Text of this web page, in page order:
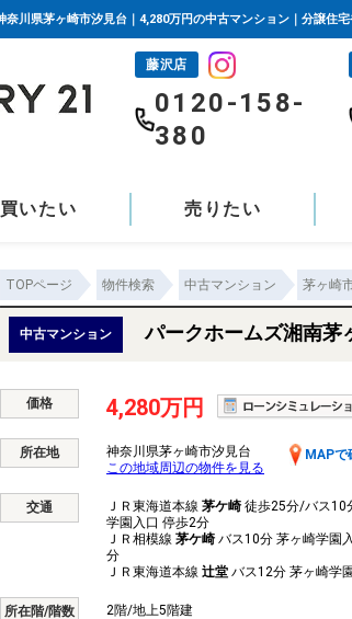
藤沢店
0120-158-
380
買いたい 売りたい
TOPページ 物件検索 中古マンション 茅ヶ崎
中古マンション パークホームズ湘南茅
価格 4,280万円
所在地 神奈川県茅ヶ崎市汐見台
MAPで
この地域周辺の物件を見る
交通 ＪＲ東海道本線 茅ケ崎 徒歩25分/バス10
学園入口 停歩2分
ＪＲ相模線 茅ケ崎 バス10分 茅ヶ崎学園
分
ＪＲ東海道本線 辻堂 バス12分 茅ヶ崎学
所在階/階数 2階/地上5階建